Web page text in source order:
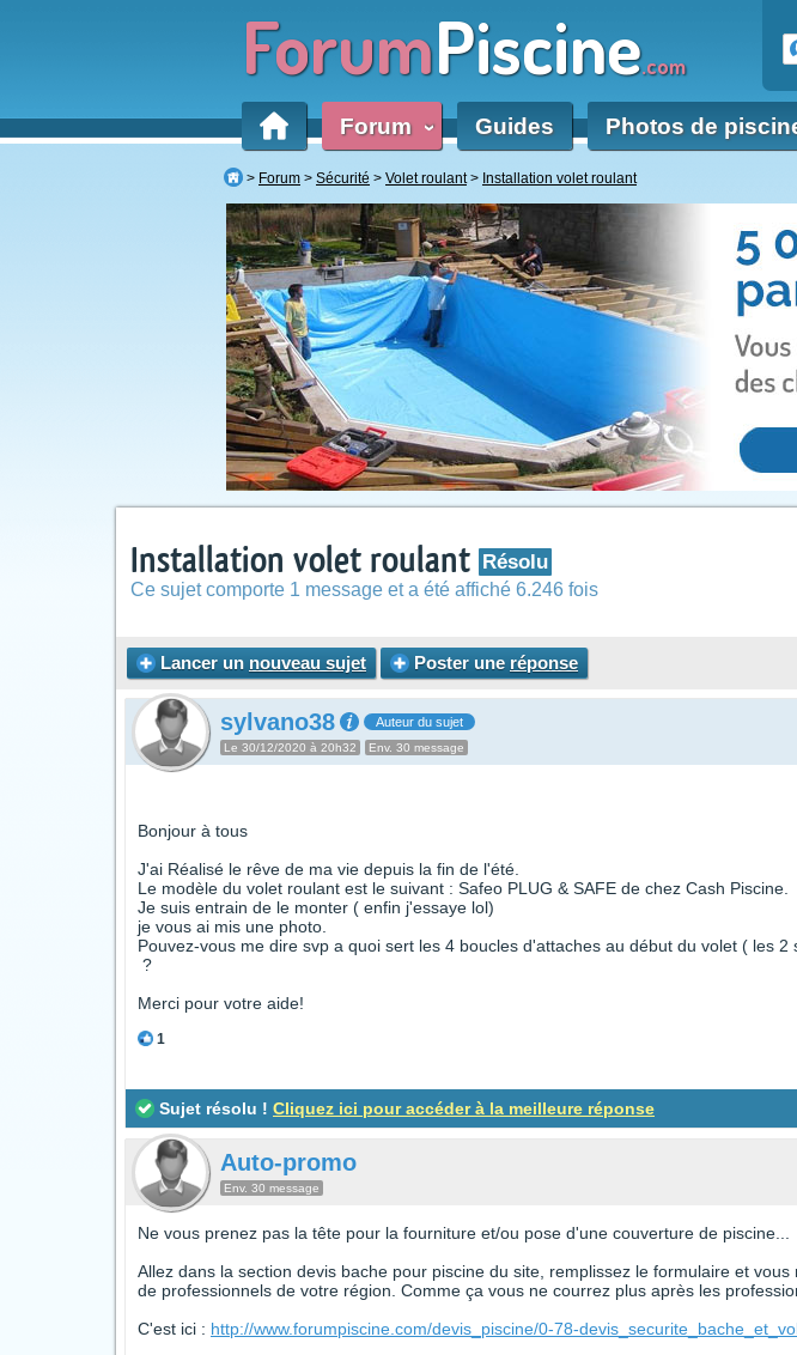
ForumPiscine.com
Forum ‹ Guides Photos de
Forum Sécurité Volet roulant Installation volet roulant
Installation volet roulant Résolu
Ce sujet comporte 1 message et a été affiché 6.246 fois
Lancer un nouveau sujet Poster une réponse
sylvano38 Auteur du sujet
Le 30/12/2020 à 20h32 Env. 30 message
Bonjour à tous
J'ai Réalisé le rêve de ma vie depuis la fin de l'été.
Le modèle du volet roulant est le suivant : Safeo PLUG & SAFE de chez Cash Piscine.
Je suis entrain de le monter ( enfin j'essaye lol)
je vous ai mis une photo.
Pouvez-vous me dire svp a quoi sert les 4 boucles d'attaches au début du volet ( les
?
Merci pour votre aide!
1
Sujet résolu ! Cliquez ici pour accéder à la meilleure réponse
Auto-promo
Env. 30 message
Ne vous prenez pas la tête pour la fourniture et/ou pose d'une couverture de piscine...
Allez dans la section devis bache pour piscine du site, remplissez le formulaire et
de professionnels de votre région. Comme ça vous ne courrez plus après les
C'est ici : http://www.forumpiscine.com/devis_piscine/0-78-